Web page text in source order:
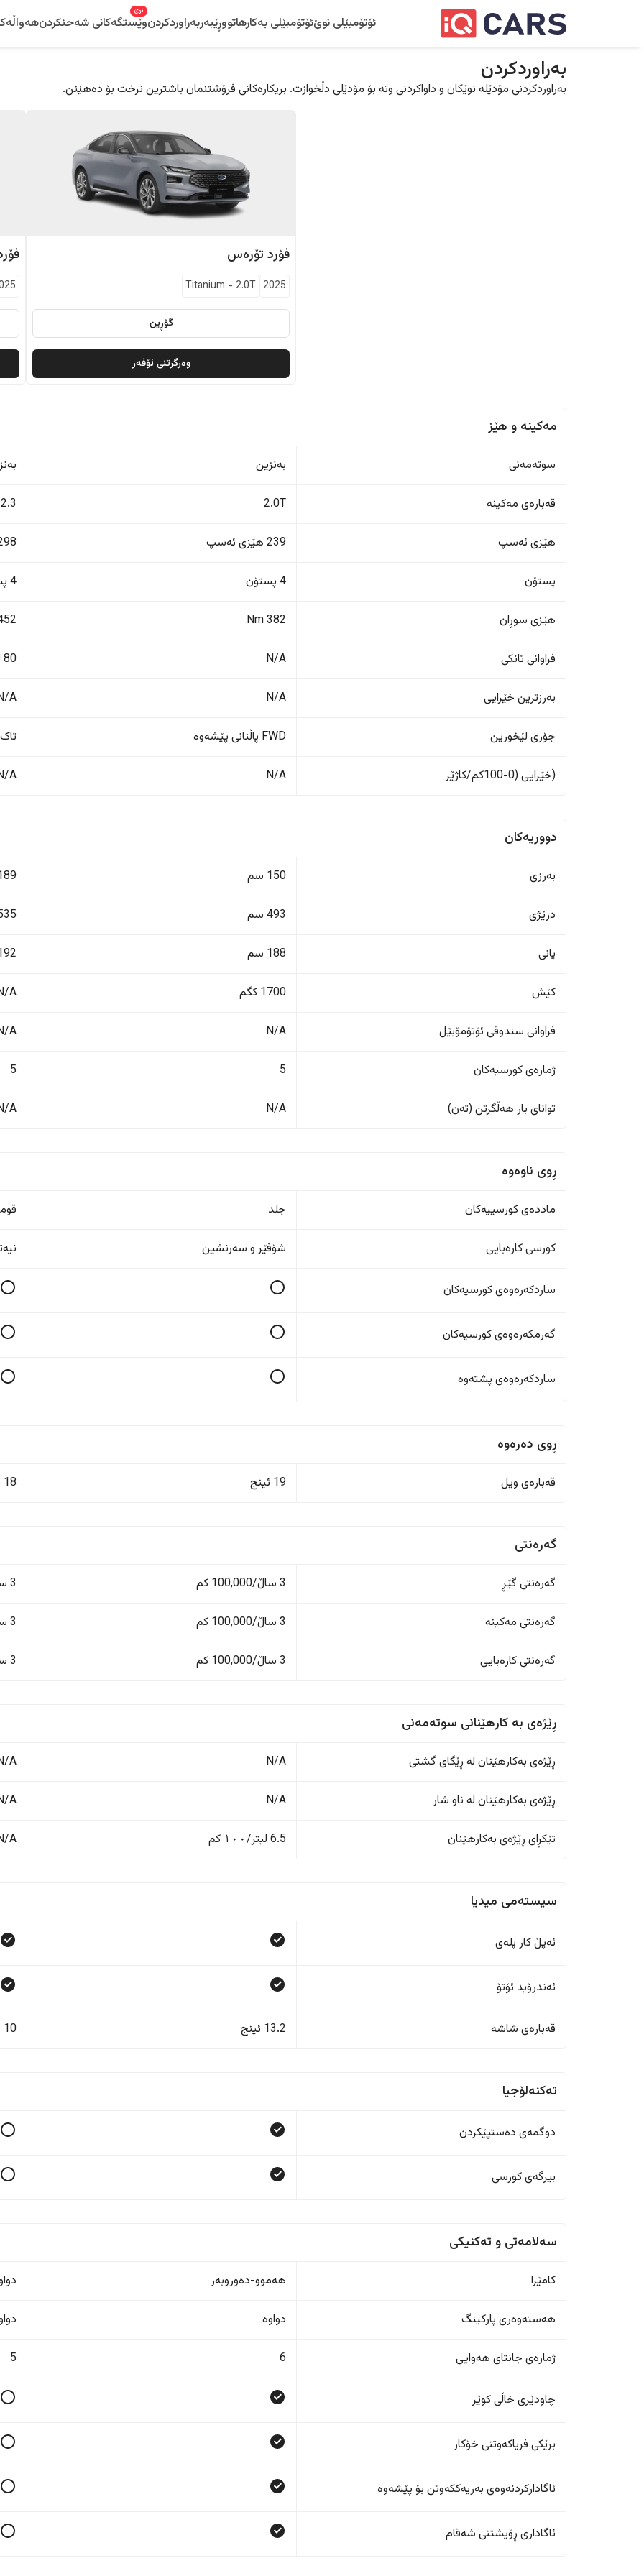
ئۆتۆمبێلی نوێئۆتۆمبێلی بەکارهاتووڕێبەربەراوردکردنوێستگەکانی شەحنکردن
نوێ
بەراوردکردن
بەراوردکردنی مۆدێلە نوێکان و داواکردنی وتە بۆ مۆدێلی دڵخوازت. بریکارەکانی فرۆشتنمان باشترین نرخت بۆ دەهێنن.
فۆرد تۆرەس
2025
Titanium - 2.0T
گۆڕین
وەرگرتنی ئۆفەر
مەکینە و هێز
سوتەمەنی بەنزین
قەبارەی مەکینە 2.0T
2.3
هێزی ئەسپ 239 هێزی ئەسپ 298 هێزی
پستۆن 4 پستۆن 4 پستۆن
هێزی سوڕان 382 Nm
Nm
فراوانی تانکی N/A 80 لیتر
بەرزترین خێرایی N/A
A
جۆری لێخورین FWD پاڵنانی پێشەوە
(خێرایی (0-100کم/کاژێر N/A
A
دووریەکان
بەرزی 150 سم 189
درێژی 493 سم 535
پانی 188 سم 192
کێش 1700 کگم A
فراوانی سندوقی ئۆتۆمۆبێل N/A
A
ژمارەی کورسیەکان 5
5
تواناى بار هەڵگرتن (تەن) N/A
A
ڕوی ناوەوە
ماددەی کورسییەکان جلد
کورسی کارەبایی شۆفێر و سەرنشین
ساردکەرەوەی کورسیەکان
گەرمکەرەوەی کورسیەکان
ساردکەرەوەی پشتەوە
ڕوی دەرەوە
قەبارەی ویل 19 ئینج 18 ئینج
گەرەنتی
گەرەنتی گێڕ 3 ساڵ/100,000 کم 3 ساڵ/100,000 کم
گەرەنتی مەکینە 3 ساڵ/100,000 کم 3 ساڵ/100,000 کم
گەرەنتی کارەبایی 3 ساڵ/100,000 کم 3 ساڵ/100,000 کم
ڕێژەى به کارهێنانی سوتەمەنی
ڕێژەى بەکارهێنان له ڕێگای گشتی N/A
A
ڕێژەى بەکارهێنان له ناو شار N/A
A
تێکڕای ڕێژەى بەکارهێنان 6.5 لیتر/١٠٠ کم A
سیستەمی میدیا
ئەپڵ کار پلەی
ئەندرۆید ئۆتۆ
قەبارەی شاشە 13.2 ئینج 10 ئینج
تەکنەلۆجیا
دوگمەی دەستپێکردن
بیرگەی کورسی
سەلامەتی و تەکنیکی
کامێرا هەموو-دەوروبەر
هەستەوەری پارکینگ دواوە
ژمارەی جانتای هەوایی 6
5
چاودێری خاڵی کوێر
برێکی فریاکەوتنی خۆکار
ئاگادارکردنەوەی بەریەککەوتن بۆ پێشەوە
ئاگاداری ڕۆیشتنی شەقام